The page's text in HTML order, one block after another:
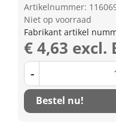
Artikelnummer:
Niet op voorraad
Fabrikant artikel
€ 4,63 excl.
-
Bestel nu!